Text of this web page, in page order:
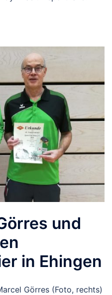
und
in Ehingen
Görres (Foto, rechts)